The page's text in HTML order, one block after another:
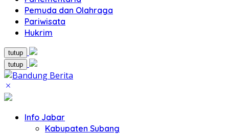
Pemuda dan Olahraga
Pariwisata
Hukrim
tutup
tutup
Info Jabar
Kabupaten Subang